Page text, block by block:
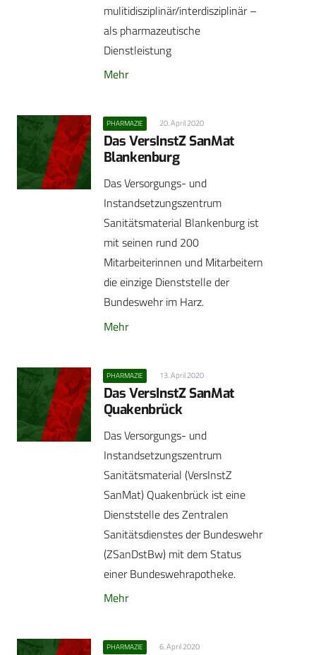
mulitidisziplinär/interdisziplinär –
als pharmazeutische
Dienstleistung
Mehr
PHARMAZIE 20. April 2020
Das VersInstZ SanMat
Blankenburg
Das Versorgungs- und
Instandsetzungszentrum
Sanitätsmaterial Blankenburg ist
mit seinen rund 200
Mitarbeiterinnen und Mitarbeitern
die einzige Dienststelle der
Bundeswehr im Harz.
Mehr
PHARMAZIE 13. April 2020
Das VersInstZ SanMat
Quakenbrück
Das Versorgungs- und
Instandsetzungszentrum
Sanitätsmaterial (VersInstZ
SanMat) Quakenbrück ist eine
Dienststelle des Zentralen
Sanitätsdienstes der Bundeswehr
(ZSanDstBw) mit dem Status
einer Bundeswehrapotheke.
Mehr
PHARMAZIE 6. April 2020